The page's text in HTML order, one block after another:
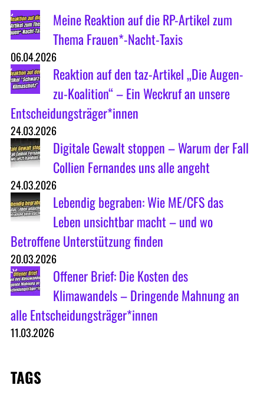
Meine Reaktion auf die RP-Artikel zum
Thema Frauen*-Nacht-Taxis
06.04.2026
Reaktion auf den taz-Artikel „Die Augen-
zu-Koalition“ – Ein Weckruf an unsere
Entscheidungsträger*innen
24.03.2026
Digitale Gewalt stoppen – Warum der Fall
Collien Fernandes uns alle angeht
24.03.2026
Lebendig begraben: Wie ME/CFS das
Leben unsichtbar macht – und wo
Betroffene Unterstützung finden
20.03.2026
Offener Brief: Die Kosten des
Klimawandels – Dringende Mahnung an
alle Entscheidungsträger*innen
11.03.2026
TAGS